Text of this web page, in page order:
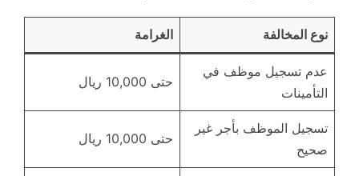
نوع المخالفة الغرامة
عدم تسجيل موظف في
التأمينات
حتى 10,000 ريال
تسجيل الموظف بأجر غير
صحيح
حتى 10,000 ريال